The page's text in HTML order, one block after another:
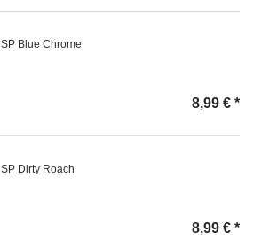
SP Blue Chrome
8,99 € *
SP Dirty Roach
8,99 € *